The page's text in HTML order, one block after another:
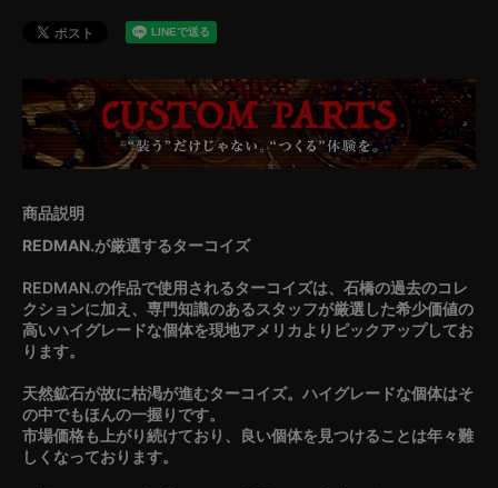
REDMAN.が厳選するターコイズ
REDMAN.の作品で使用されるターコイズは、石橋の過去のコレ
クションに加え、専門知識のあるスタッフが厳選した希少価値の
高いハイグレードな個体を現地アメリカよりピックアップしてお
ります。
天然鉱石が故に枯渇が進むターコイズ。ハイグレードな個体はそ
の中でもほんの一握りです。
市場価格も上がり続けており、良い個体を見つけることは年々難
しくなっております。